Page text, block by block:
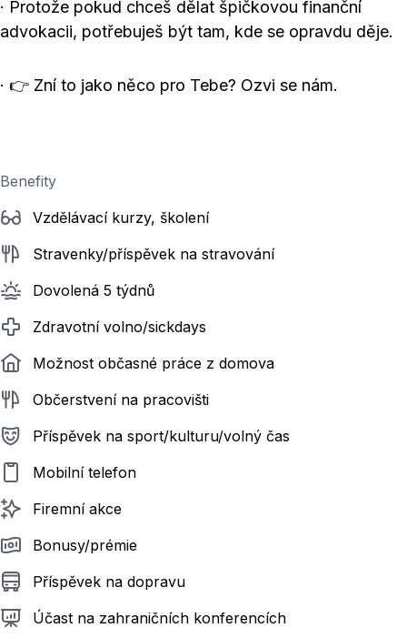
· Protože pokud chceš dělat špičkovou finanční
advokacii, potřebuješ být tam, kde se opravdu děje.
· 👉 Zní to jako něco pro Tebe? Ozvi se nám.
Benefity
Vzdělávací kurzy, školení
Stravenky/příspěvek na stravování
Dovolená 5 týdnů
Zdravotní volno/sickdays
Možnost občasné práce z domova
Občerstvení na pracovišti
Příspěvek na sport/kulturu/volný čas
Mobilní telefon
Firemní akce
Bonusy/prémie
Příspěvek na dopravu
Účast na zahraničních konferencích